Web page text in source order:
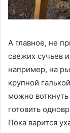
А главное, не
свежих сучьев
например, на
крупной
можно воткнуть
готовить
Пока варится